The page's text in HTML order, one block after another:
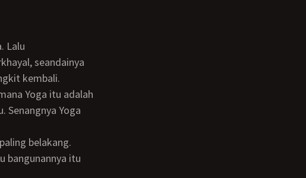
seandainya
kembali.
Senangnya Yoga
bangunannya itu